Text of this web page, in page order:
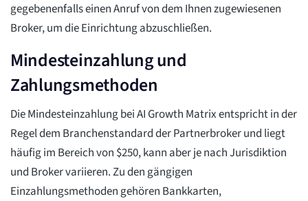
gegebenenfalls einen Anruf von dem Ihnen zugewiesenen
Broker, um die Einrichtung abzuschließen.
Mindesteinzahlung und
Zahlungsmethoden
Die Mindesteinzahlung bei AI Growth Matrix entspricht in der
Regel dem Branchenstandard der Partnerbroker und liegt
häufig im Bereich von $250, kann aber je nach Jurisdiktion
und Broker variieren. Zu den gängigen
Einzahlungsmethoden gehören Bankkarten,